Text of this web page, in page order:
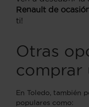
Renault de
ti!
Otras
comprar
En Toledo, también
populares como: